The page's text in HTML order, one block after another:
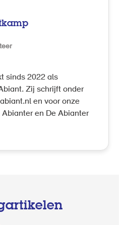
sinds 2022 als
Zij schrijft onder
en voor onze
en De Abianter